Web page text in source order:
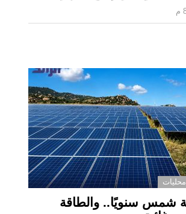
محليات
ساعة شمس سنويًا.. والطاقة